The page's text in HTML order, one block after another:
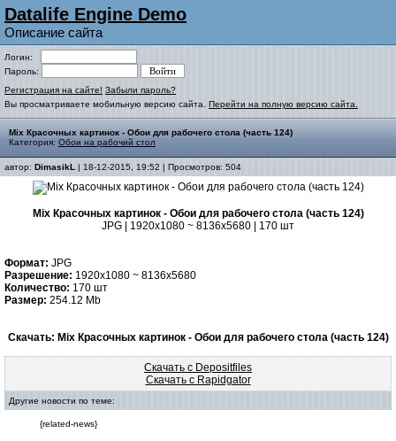
Datalife Engine Demo
Описание сайта
Логин:
Пароль:
Регистрация на сайте! Забыли пароль?
Вы просматриваете мобильную версию сайта. Перейти на полную версию сайта.
Mix Красочных картинок - Обои для рабочего стола (часть 124)
Категория: Обои на рабочий стол
автор: DimasikL | 18-12-2015, 19:52 | Просмотров: 504
Mix Красочных картинок - Обои для рабочего стола (часть 124)
JPG | 1920x1080 ~ 8136x5680 | 170 шт
Формат: JPG
Разрешение: 1920x1080 ~ 8136x5680
Количество: 170 шт
Размер: 254.12 Mb
Скачать: Mix Красочных картинок - Обои для рабочего стола (часть 124)
Скачать с Depositfiles
Скачать с Rapidgator
Другие новости по теме:
{related-news}